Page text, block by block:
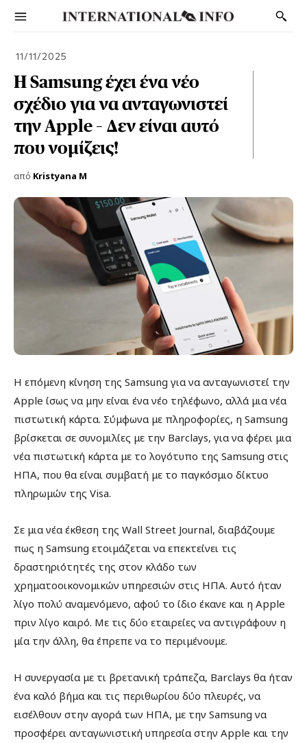
11/11/2025
Η Samsung έχει ένα νέο
σχέδιο για να ανταγωνιστεί
την Apple – Δεν είναι αυτό
που νομίζεις!
από Kristyana M
Η επόμενη κίνηση της Samsung για να ανταγωνιστεί την
Apple ίσως να μην είναι ένα νέο τηλέφωνο, αλλά μια νέα
πιστωτική κάρτα. Σύμφωνα με πληροφορίες, η Samsung
βρίσκεται σε συνομιλίες με την Barclays, για να φέρει μια
νέα πιστωτική κάρτα με το λογότυπο της Samsung στις
ΗΠΑ, που θα είναι συμβατή με το παγκόσμιο δίκτυο
πληρωμών της Visa.
Σε μια νέα έκθεση της Wall Street Journal, διαβάζουμε
πως η Samsung ετοιμάζεται να επεκτείνει τις
δραστηριότητές της στον κλάδο των
χρηματοοικονομικών υπηρεσιών στις ΗΠΑ. Αυτό ήταν
λίγο πολύ αναμενόμενο, αφού το ίδιο έκανε και η Apple
πριν λίγο καιρό. Με τις δύο εταιρείες να αντιγράφουν η
μία την άλλη, θα έπρεπε να το περιμένουμε.
Η συνεργασία με τι βρετανική τράπεζα, Barclays θα ήταν
ένα καλό βήμα και τις περιθωρίου δύο πλευρές, να
εισέλθουν στην αγορά των ΗΠΑ, με την Samsung να
προσφέρει ανταγωνιστική υπηρεσία στην Apple και την